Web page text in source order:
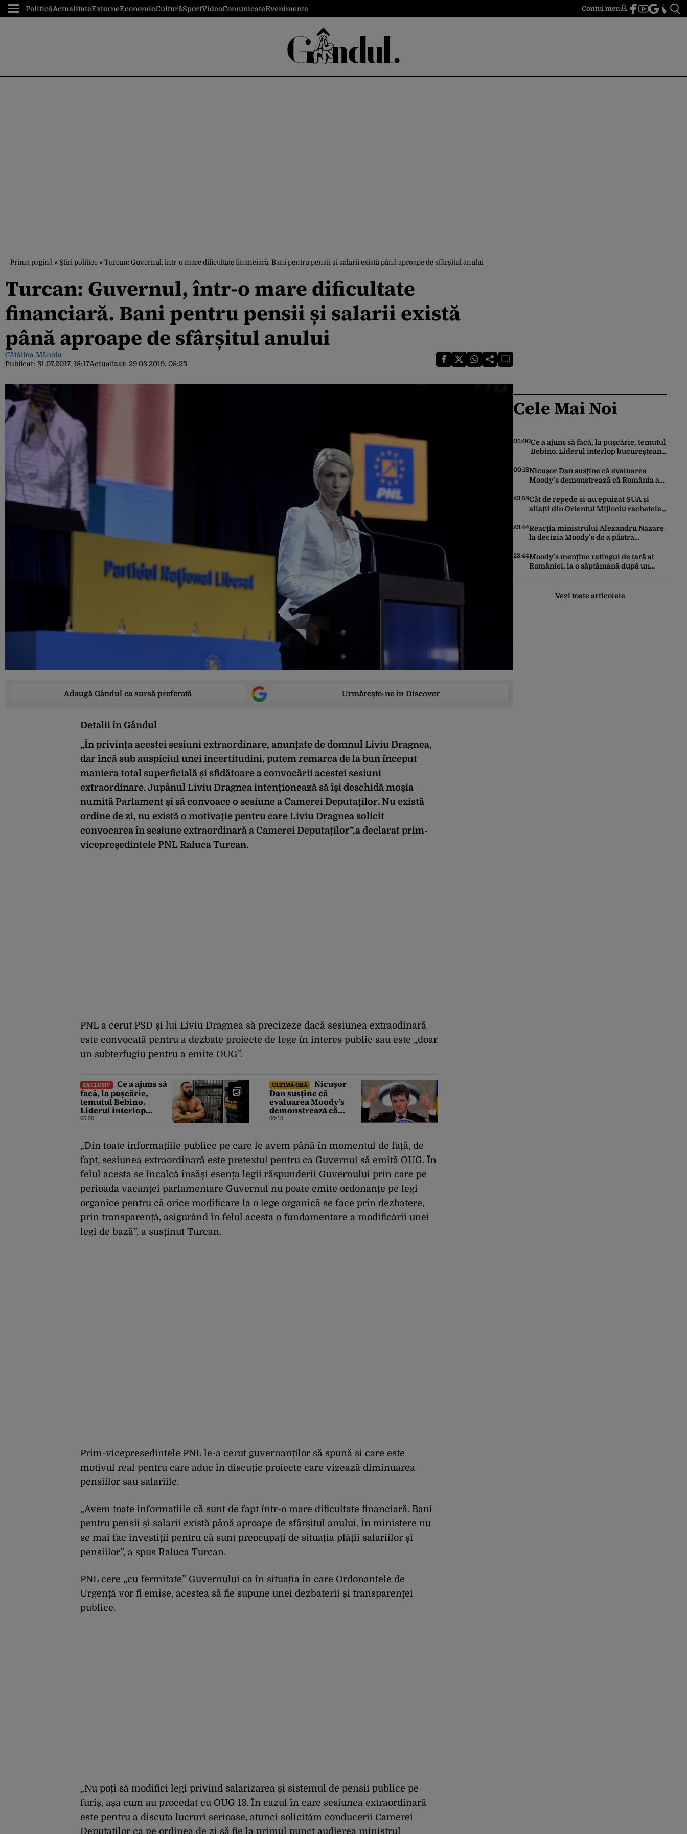
PoliticăActualitateExterneEconomicCulturăSportVideoComunicateEvenimente Contul meu
Prima pagină » Știri politice » Turcan: Guvernul, într-o mare dificultate financiară. Bani pentru pensii și salarii există până aproape de sfârșitul anului
Turcan: Guvernul, într-o mare dificultate
financiară. Bani pentru pensii și salarii există
până aproape de sfârșitul anului
Cătălina Mănoiu
Publicat: 31.07.2017, 18:17Actualizat: 29.03.2019, 08:23
Adaugă Gândul ca sursă preferată Urmărește-ne în Discover
Detalii în Gândul
„În privința acestei sesiuni extraordinare, anunțate de domnul Liviu Dragnea,
dar încă sub auspiciul unei incertitudini, putem remarca de la bun început
maniera total superficială și sfidătoare a convocării acestei sesiuni
extraordinare. Jupânul Liviu Dragnea intenționează să își deschidă moșia
numită Parlament și să convoace o sesiune a Camerei Deputaților. Nu există
ordine de zi, nu există o motivație pentru care Liviu Dragnea solicit
convocarea în sesiune extraordinară a Camerei Deputaților”,a declarat prim-
vicepreședintele PNL Raluca Turcan.
PNL a cerut PSD și lui Liviu Dragnea să precizeze dacă sesiunea extraodinară
este convocată pentru a dezbate proiecte de lege în interes public sau este „doar
un subterfugiu pentru a emite OUG”.
EXCLUSIV
Ce a ajuns să
facă, la pușcărie,
temutul Bebino.
Liderul interlop
bucureștean, trimis la
05:00
ULTIMA ORĂ
Nicușor
Dan susține că
evaluarea Moody’s
demonstrează că
România a făcut pașii
investitorilor: „Totuși,
perspectiva rămâne
rezervată”
00:18
„Din toate informațiile publice pe care le avem până în momentul de față, de
fapt, sesiunea extraordinară este pretextul pentru ca Guvernul să emită OUG. În
felul acesta se încalcă însăși esența legii răspunderii Guvernului prin care pe
perioada vacanței parlamentare Guvernul nu poate emite ordonanțe pe legi
organice pentru că orice modificare la o lege organică se face prin dezbatere,
prin transparență, asigurând în felul acesta o fundamentare a modificării unei
legi de bază”, a susținut Turcan.
Prim-vicepreședintele PNL le-a cerut guvernanților să spună și care este
motivul real pentru care aduc în discuție proiecte care vizează diminuarea
pensiilor sau salariile.
„Avem toate informațiile că sunt de fapt într-o mare dificultate financiară. Bani
pentru pensii și salarii există până aproape de sfârșitul anului. În ministere nu
se mai fac investiții pentru că sunt preocupați de situația plății salariilor și
pensiilor”, a spus Raluca Turcan.
PNL cere „cu fermitate” Guvernului ca în situația în care Ordonanțele de
Urgență vor fi emise, acestea să fie supune unei dezbaterii și transparenței
publice.
„Nu poți să modifici legi privind salarizarea și sistemul de pensii publice pe
furiș, așa cum au procedat cu OUG 13. În cazul în care sesiunea extraordinară
este pentru a discuta lucruri serioase, atunci solicităm conducerii Camerei
Deputaților ca pe ordinea de zi să fie la primul punct audierea ministrul
Cele Mai Noi
05:00Ce a ajuns să facă, la pușcărie, temutul
Bebino. Liderul interlop bucureștean,
00:18Nicușor Dan susține că evaluarea
Moody’s demonstrează că România a
încrederea investitorilor: „Totuși,
perspectiva rămâne rezervată”
23:58Cât de repede și-au epuizat SUA și
aliații din Orientul Mijlociu rachetele
23:44Reacția ministrului Alexandru Nazare
la decizia Moody’s de a păstra
„Este un răgaz, dar în niciun caz un
motiv de relaxare”
23:44Moody’s menține ratingul de țară al
României, la o săptămână după un
principala vulnerabilitate din raport
Vezi toate articolele